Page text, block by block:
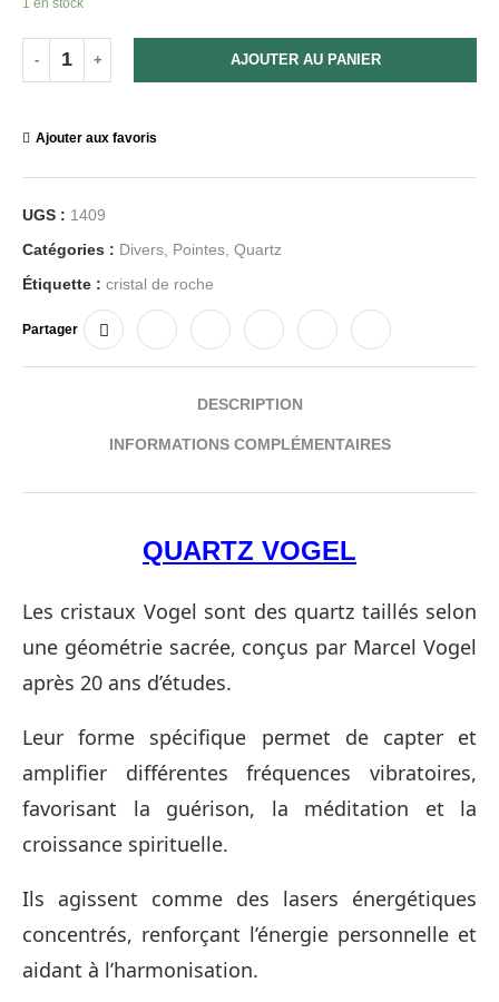
1 en stock
AJOUTER AU PANIER
Ajouter aux favoris
UGS : 1409
Catégories : Divers Pointes Quartz
Étiquette : cristal de roche
Partager
DESCRIPTION
INFORMATIONS COMPLÉMENTAIRES
QUARTZ VOGEL
Les cristaux Vogel sont des quartz taillés selon
une géométrie sacrée, conçus par Marcel Vogel
après 20 ans d’études.
Leur forme spécifique permet de capter et
amplifier différentes fréquences vibratoires,
favorisant la guérison, la méditation et la
croissance spirituelle.
Ils agissent comme des lasers énergétiques
concentrés, renforçant l’énergie personnelle et
aidant à l’harmonisation.